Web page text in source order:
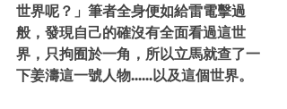
世界呢？」筆者全身便如給雷電擊過
般，發現自己的確沒有全面看過這世
界，只拘囿於一角，所以立馬就查了一
下姜濤這一號人物......以及這個世界。